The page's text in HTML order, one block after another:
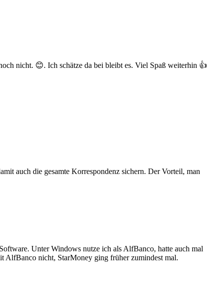
nicht. 😊. Ich schätze da bei bleibt es. Viel Spaß weiterhin 👍
auch die gesamte Korrespondenz sichern. Der Vorteil, man
Unter Windows nutze ich als AlfBanco, hatte auch mal
AlfBanco nicht, StarMoney ging früher zumindest mal.